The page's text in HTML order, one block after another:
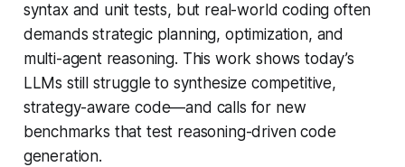
syntax and unit tests, but real-world coding often
demands strategic planning, optimization, and
multi-agent reasoning. This work shows today’s
LLMs still struggle to synthesize competitive,
strategy-aware code—and calls for new
benchmarks that test reasoning-driven code
generation.